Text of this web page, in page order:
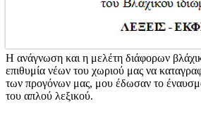
Η ανάγνωση και η μελέτη διάφορων
επιθυμία νέων του χωριού μας να
των προγόνων μας, μου έδωσαν το
του απλού λεξικού.